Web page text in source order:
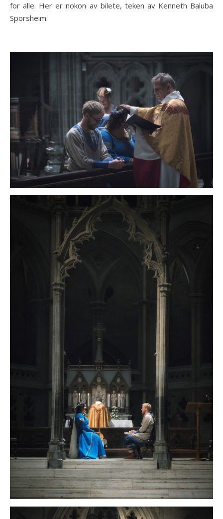
for alle. Her er nokon av bilete, teken av Kenneth Baluba
Sporsheim: